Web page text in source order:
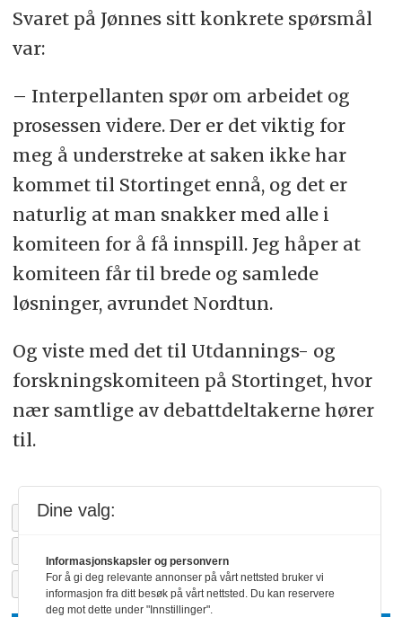
Svaret på Jønnes sitt konkrete spørsmål
var:
– Interpellanten spør om arbeidet og
prosessen videre. Der er det viktig for
meg å understreke at saken ikke har
kommet til Stortinget ennå, og det er
naturlig at man snakker med alle i
komiteen for å få innspill. Jeg håper at
komiteen får til brede og samlede
løsninger, avrundet Nordtun.
Og viste med det til Utdannings- og
forskningskomiteen på Stortinget, hvor
nær samtlige av debattdeltakerne hører
til.
BARNEHAGEDEBATT
PRIVATE BARNEHAGER
POLITIKK
Dine valg:
Informasjonskapsler og personvern
For å gi deg relevante annonser på vårt nettsted bruker vi
informasjon fra ditt besøk på vårt nettsted. Du kan reservere
deg mot dette under "Innstillinger".